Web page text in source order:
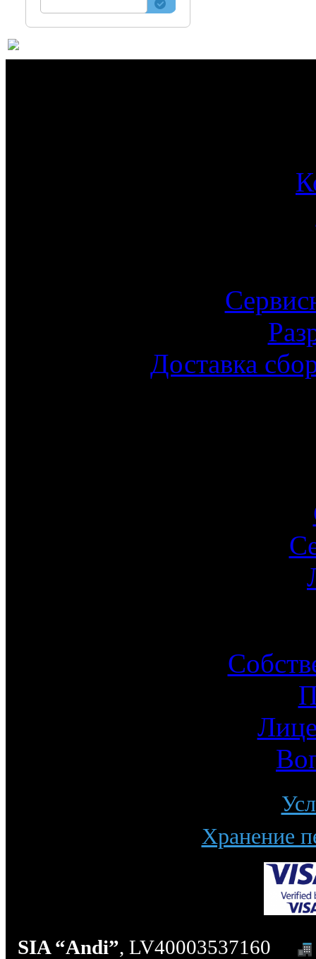
Доставка
Хранение
SIA “Andi”, LV40003537160